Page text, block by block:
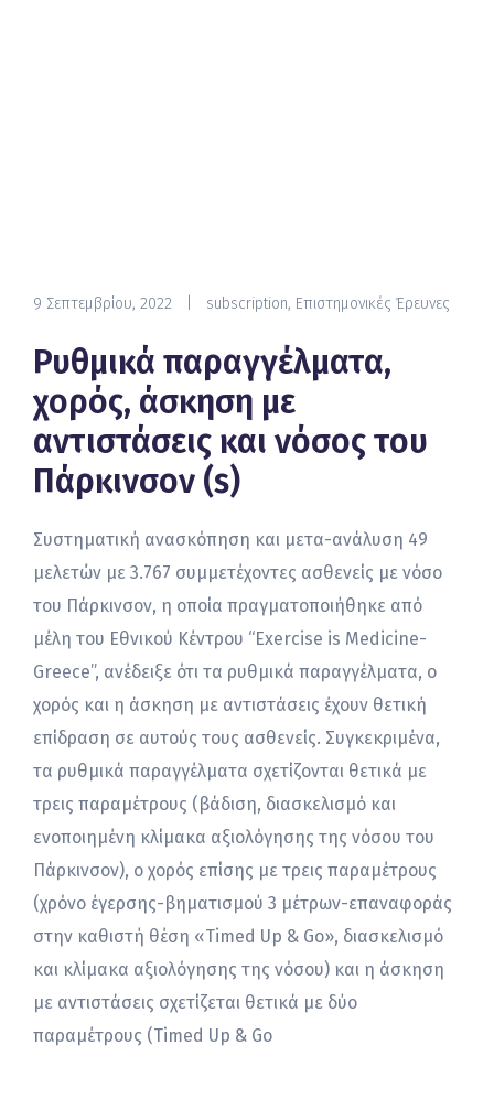
9 Σεπτεμβρίου, 2022 subscription, Επιστημονικές Έρευνες
Ρυθμικά παραγγέλματα,
χορός, άσκηση με
αντιστάσεις και νόσος του
Πάρκινσον (s)
Συστηματική ανασκόπηση και μετα-ανάλυση 49
μελετών με 3.767 συμμετέχοντες ασθενείς με νόσο
του Πάρκινσον, η οποία πραγματοποιήθηκε από
μέλη του Εθνικού Κέντρου “Exercise is Medicine-
Greece”, ανέδειξε ότι τα ρυθμικά παραγγέλματα, ο
χορός και η άσκηση με αντιστάσεις έχουν θετική
επίδραση σε αυτούς τους ασθενείς. Συγκεκριμένα,
τα ρυθμικά παραγγέλματα σχετίζονται θετικά με
τρεις παραμέτρους (βάδιση, διασκελισμό και
ενοποιημένη κλίμακα αξιολόγησης της νόσου του
Πάρκινσον), ο χορός επίσης με τρεις παραμέτρους
(χρόνο έγερσης-βηματισμού 3 μέτρων-επαναφοράς
στην καθιστή θέση «Timed Up & Go», διασκελισμό
και κλίμακα αξιολόγησης της νόσου) και η άσκηση
με αντιστάσεις σχετίζεται θετικά με δύο
παραμέτρους (Timed Up & Go